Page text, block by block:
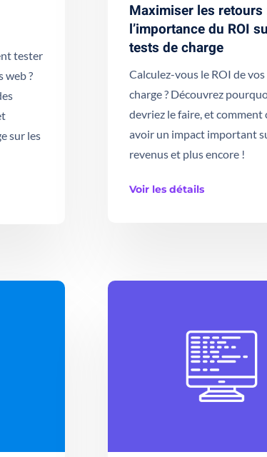
tester
web ?
sur les
Maximiser les retours
l’importance du ROI
tests de charge
Calculez-vous le ROI de
charge ? Découvrez
devriez le faire, et comment
avoir un impact important
revenus et plus encore !
Voir les détails